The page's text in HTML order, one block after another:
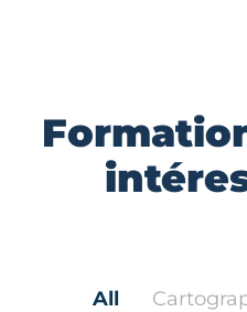
All